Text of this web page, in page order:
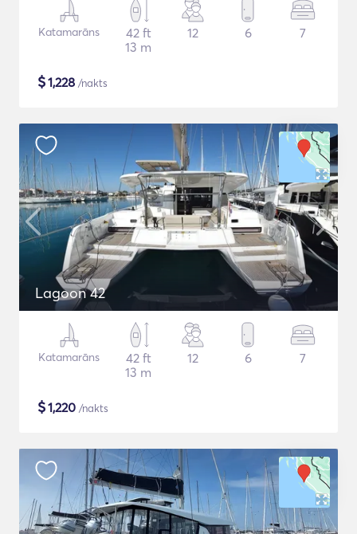
Katamarāns
42 ft
13 m
12 6 7
$1,228 /nakts
Lagoon 42
Katamarāns
42 ft
13 m
12 6 7
$1,220 /nakts